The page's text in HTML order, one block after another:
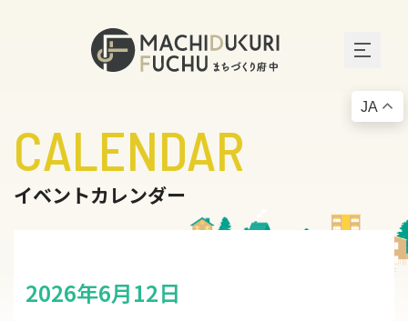
CALENDAR
イベントカレンダー
2026年6月12日
JA